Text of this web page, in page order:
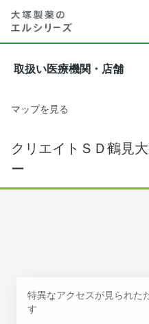
取扱い医療機関・店舗
マップを見る
クリエイトＳＤ鶴見
ー
特異なアクセスが見られた
す